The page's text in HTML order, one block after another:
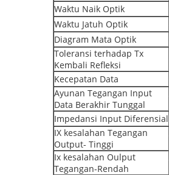
Waktu Naik Optik
Waktu Jatuh Optik
Diagram Mata Optik
Toleransi terhadap Tx
Kembali Refleksi
Kecepatan Data
Ayunan Tegangan Input
Data Berakhir Tunggal
Impedansi Input Diferensial
IX kesalahan Tegangan
Output- Tinggi
Ix kesalahan Oulput
Tegangan-Rendah